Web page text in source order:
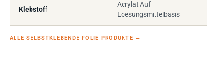
Klebstoff
Acrylat Auf
Loesungsmittelbasis
ALLE SELBSTKLEBENDE FOLIE PRODUKTE →